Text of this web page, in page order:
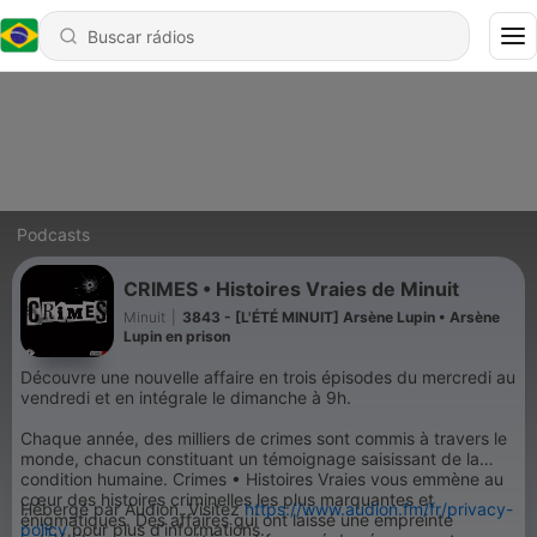
Podcasts
CRIMES • Histoires Vraies de Minuit
Minuit
3843 - [L'ÉTÉ MINUIT] Arsène Lupin • Arsène
Lupin en prison
Découvre une nouvelle affaire en trois épisodes du mercredi au
vendredi et en intégrale le dimanche à 9h.
Chaque année, des milliers de crimes sont commis à travers le
monde, chacun constituant un témoignage saisissant de la
condition humaine. Crimes • Histoires Vraies vous emmène au
cœur des histoires criminelles les plus marquantes et
énigmatiques. Des affaires qui ont laissé une empreinte
Hébergé par Audion. Visitezhttps://www.audion.fm/fr/privacy-
policypour plus d’informations.